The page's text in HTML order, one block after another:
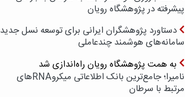
پیشرفته در پژوهشگاه رویان
دستاورد پژوهشگران ایرانی برای توسعه نسل جدید
سامانه‌های هوشمند چندعاملی
به همت پژوهشگاه رویان راه‌اندازی شد
نامیرا؛ جامع‌ترین بانک اطلاعاتی میکروRNAهای
مرتبط با سرطان